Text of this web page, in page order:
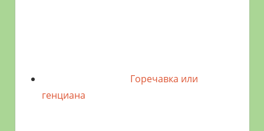
Горечавка или
генциана